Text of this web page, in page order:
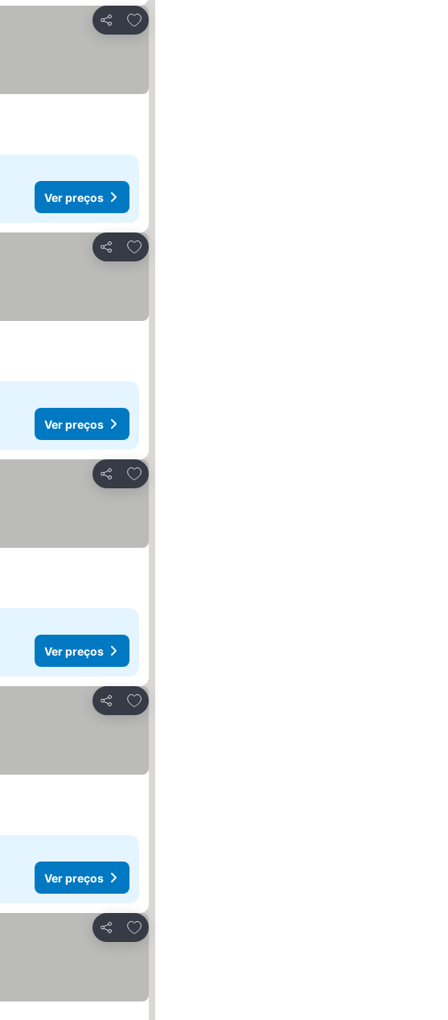
Partilhar
Adicionar aos favoritos
Ver preços
Partilhar
Adicionar aos favoritos
Ver preços
Partilhar
Adicionar aos favoritos
Ver preços
Partilhar
Adicionar aos favoritos
Ver preços
Partilhar
Adicionar aos favoritos